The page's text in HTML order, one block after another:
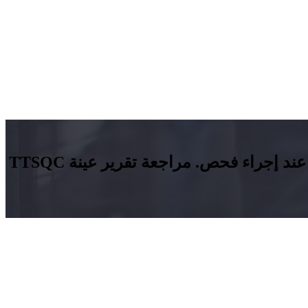
يساعد تقرير مفصل مع نتائج التفتيش والصور الفوتوغرافية على تقييم جودة البضائع وسلامتها عند إجراء فحص. مراجعة تقرير عينة TTSQC